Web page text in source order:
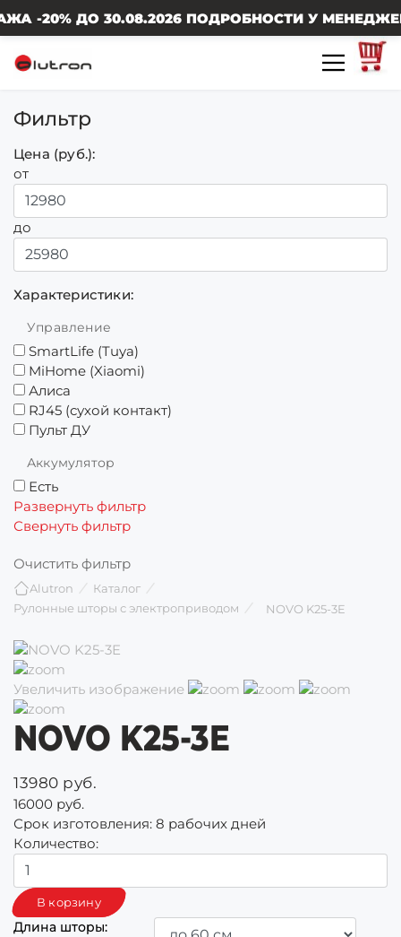
Фильтр
Цена (руб.):
от
до
Характеристики:
Управление
SmartLife (Tuya)
MiHome (Xiaomi)
Алиса
RJ45 (сухой контакт)
Пульт ДУ
Аккумулятор
Есть
Развернуть фильтр
Свернуть фильтр
Очистить фильтр
Alutron
Каталог
Рулонные шторы с электроприводом
NOVO K25-3E
30.08.2026 ПОДРОБНОСТИ У МЕНЕДЖЕРОВ!
Увеличить изображение
NOVO K25-3E
13980 руб.
16000 руб.
Срок изготовления: 8 рабочих дней
Количество:
Длина шторы: